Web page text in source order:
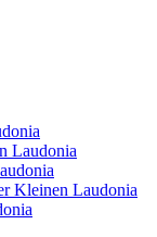
Laudonia
Kleinen Laudonia